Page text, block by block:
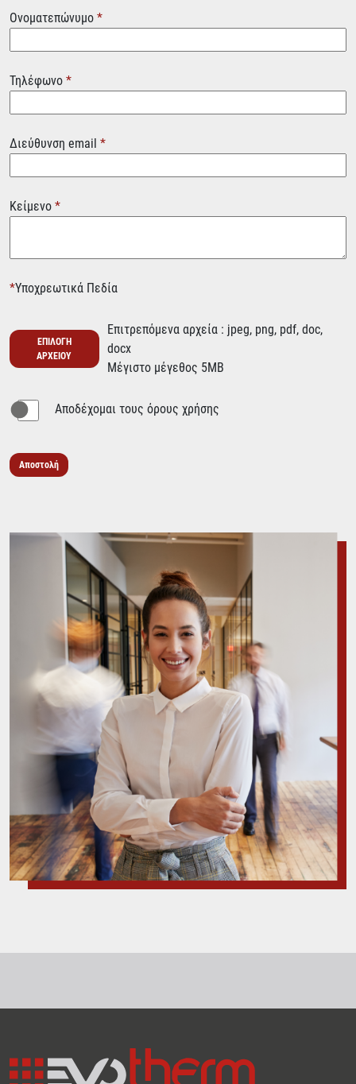
Ονοματεπώνυμο *
Τηλέφωνο *
Διεύθυνση email *
Κείμενο *
*Υποχρεωτικά Πεδία
ΕΠΙΛΟΓΗ
ΑΡΧΕΙΟΥ
Επιτρεπόμενα αρχεία : jpeg, png, pdf, doc,
docx
Μέγιστο μέγεθος 5MB
Αποδέχομαι τους όρους χρήσης
Αποστολή